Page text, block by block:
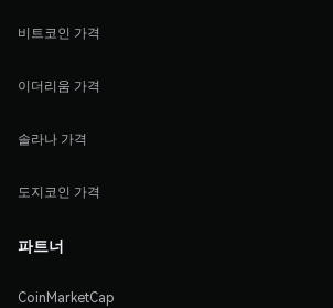
비트코인 가격
이더리움 가격
솔라나 가격
도지코인 가격
파트너
CoinMarketCap